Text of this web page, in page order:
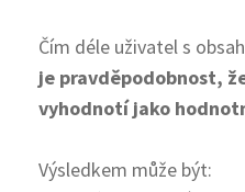
Čím déle uživatel s
je pravděpodobnost,
vyhodnotí jako
Výsledkem může být: